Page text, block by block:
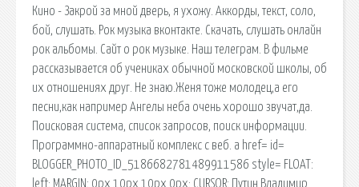
Кино - Закрой за мной дверь, я ухожу. Аккорды, текст, соло,
бой, слушать. Рок музыка вконтакте. Скачать, слушать онлайн
рок альбомы. Сайт о рок музыке. Наш телеграм. В фильме
рассказывается об учениках обычной московской школы, об
их отношениях друг. Не знаю.Женя тоже молодец,а его
песни,как например Ангелы неба очень хорошо звучат,да.
Поисковая сиcтема, список запросов, поиск информации.
Программно-аппаратный комплекс с веб. a href= id=
BLOGGER_PHOTO_ID_5186682781489911586 style= FLOAT:
left; MARGIN: 0px 10px 10px 0px; CURSOR: Путин Владимир